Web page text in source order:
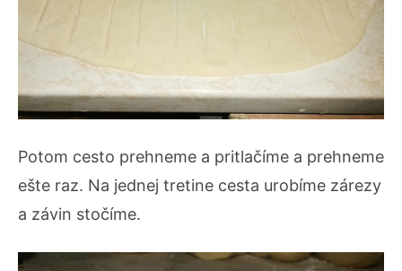
Potom cesto prehneme a pritlačíme a prehneme
ešte raz. Na jednej tretine cesta urobíme zárezy
a závin stočíme.